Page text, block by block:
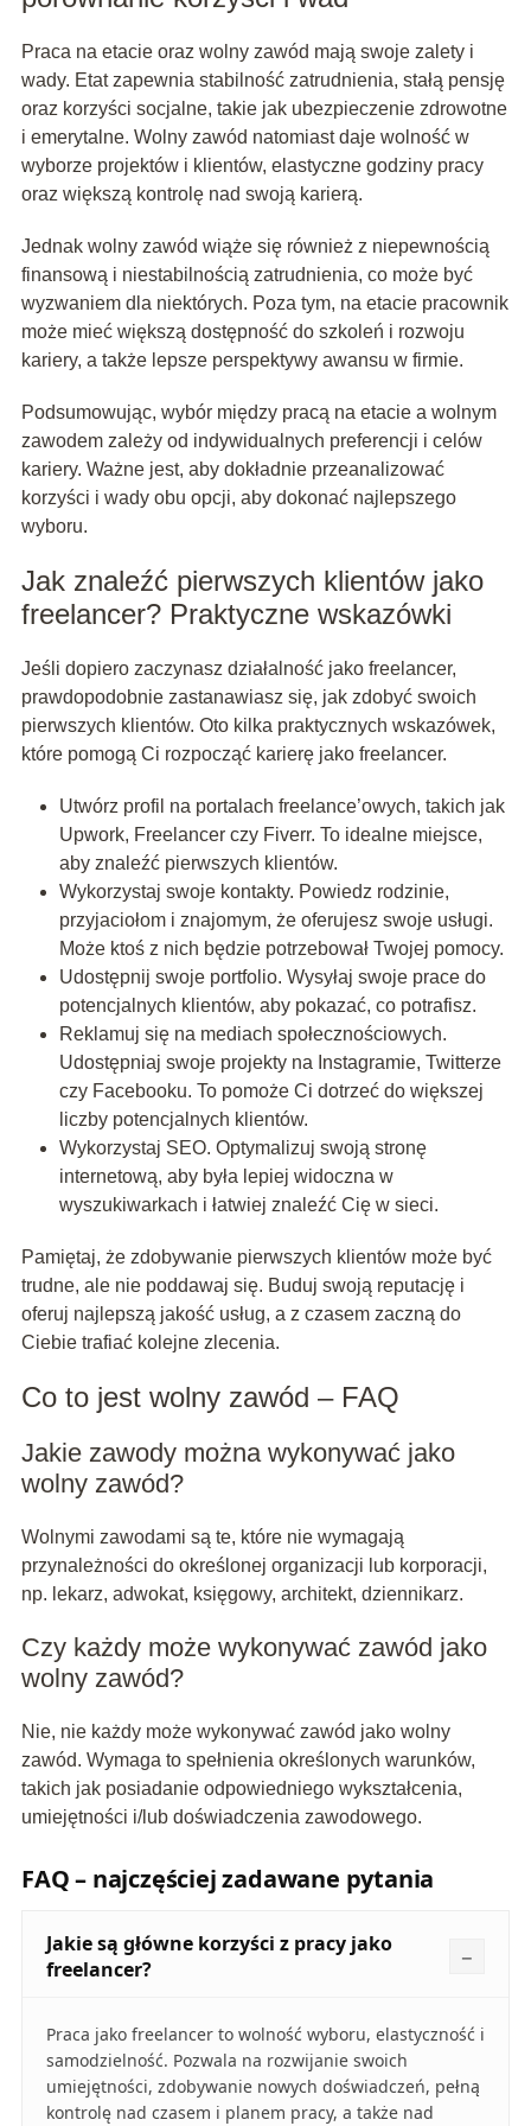
Praca na etacie oraz wolny zawód mają swoje zalety i
wady. Etat zapewnia stabilność zatrudnienia, stałą pensję
oraz korzyści socjalne, takie jak ubezpieczenie zdrowotne
i emerytalne. Wolny zawód natomiast daje wolność w
wyborze projektów i klientów, elastyczne godziny pracy
oraz większą kontrolę nad swoją karierą.
Jednak wolny zawód wiąże się również z niepewnością
finansową i niestabilnością zatrudnienia, co może być
wyzwaniem dla niektórych. Poza tym, na etacie pracownik
może mieć większą dostępność do szkoleń i rozwoju
kariery, a także lepsze perspektywy awansu w firmie.
Podsumowując, wybór między pracą na etacie a wolnym
zawodem zależy od indywidualnych preferencji i celów
kariery. Ważne jest, aby dokładnie przeanalizować
korzyści i wady obu opcji, aby dokonać najlepszego
wyboru.
Jak znaleźć pierwszych klientów jako
freelancer? Praktyczne wskazówki
Jeśli dopiero zaczynasz działalność jako freelancer,
prawdopodobnie zastanawiasz się, jak zdobyć swoich
pierwszych klientów. Oto kilka praktycznych wskazówek,
które pomogą Ci rozpocząć karierę jako freelancer.
Utwórz profil na portalach freelance’owych, takich jak
Upwork, Freelancer czy Fiverr. To idealne miejsce,
aby znaleźć pierwszych klientów.
Wykorzystaj swoje kontakty. Powiedz rodzinie,
przyjaciołom i znajomym, że oferujesz swoje usługi.
Może ktoś z nich będzie potrzebował Twojej pomocy.
Udostępnij swoje portfolio. Wysyłaj swoje prace do
potencjalnych klientów, aby pokazać, co potrafisz.
Reklamuj się na mediach społecznościowych.
Udostępniaj swoje projekty na Instagramie, Twitterze
czy Facebooku. To pomoże Ci dotrzeć do większej
liczby potencjalnych klientów.
Wykorzystaj SEO. Optymalizuj swoją stronę
internetową, aby była lepiej widoczna w
wyszukiwarkach i łatwiej znaleźć Cię w sieci.
Pamiętaj, że zdobywanie pierwszych klientów może być
trudne, ale nie poddawaj się. Buduj swoją reputację i
oferuj najlepszą jakość usług, a z czasem zaczną do
Ciebie trafiać kolejne zlecenia.
Co to jest wolny zawód – FAQ
Jakie zawody można wykonywać jako
wolny zawód?
Wolnymi zawodami są te, które nie wymagają
przynależności do określonej organizacji lub korporacji,
np. lekarz, adwokat, księgowy, architekt, dziennikarz.
Czy każdy może wykonywać zawód jako
wolny zawód?
Nie, nie każdy może wykonywać zawód jako wolny
zawód. Wymaga to spełnienia określonych warunków,
takich jak posiadanie odpowiedniego wykształcenia,
umiejętności i/lub doświadczenia zawodowego.
FAQ – najczęściej zadawane pytania
Jakie są główne korzyści z pracy jako
freelancer?
Praca jako freelancer to wolność wyboru, elastyczność i
samodzielność. Pozwala na rozwijanie swoich
umiejętności, zdobywanie nowych doświadczeń, pełną
kontrolę nad czasem i planem pracy, a także nad